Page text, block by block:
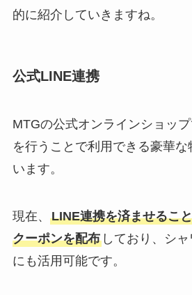
的に紹介していきますね。
公式LINE連携
MTGの公式オンラインショッ
を行うことで利用できる豪華
います。
現在、 LINE連携を済ませるこ
クーポンを配布しており、シ
にも活用可能です。